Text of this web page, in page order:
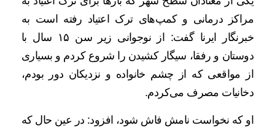
مراکز درمانی و کمپ‌های ترک اعتیاد رفته است به
خبرنگار ایرنا گفت: از نوجوانی زیر سن ۱۵ سال با
دوستان و رفقا، سیگار کشیدن را شروع کردم و بسیاری
از مواقعی که از چشم خانواده و نزدیکان دور بودم،
دخانیات مصرف می‌کردم.
او که نخواست نامش فاش شود، افزود: در عین حال که